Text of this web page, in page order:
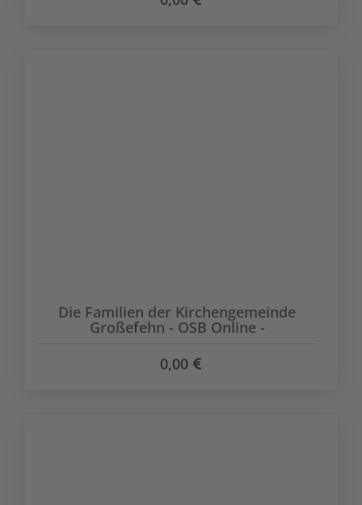
Die Familien der Kirchengemeinde
Großefehn - OSB Online -
0,00